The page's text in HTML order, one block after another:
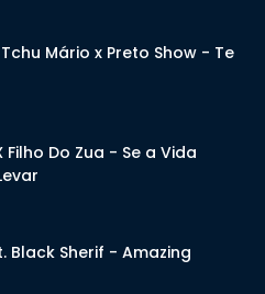
Mário x Preto Show - Te
Filho Do Zua - Se a Vida
Black Sherif - Amazing